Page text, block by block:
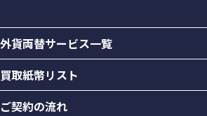
外貨両替サービス一覧
買取紙幣リスト
ご契約の流れ